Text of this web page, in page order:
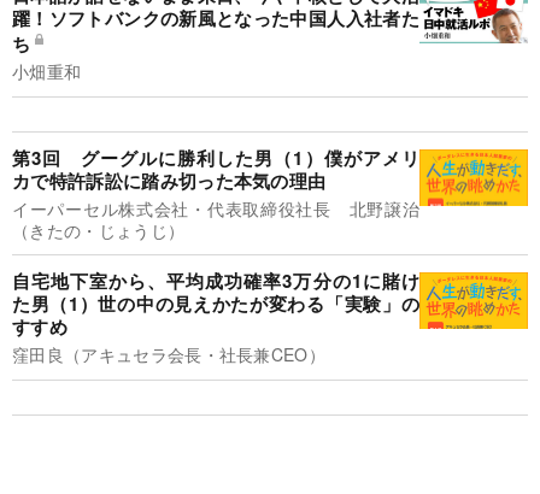
躍！ソフトバンクの新風となった中国人入社者た
ち
小畑重和
第3回 グーグルに勝利した男（1）僕がアメリ
カで特許訴訟に踏み切った本気の理由
イーパーセル株式会社・代表取締役社長 北野譲治
（きたの・じょうじ）
自宅地下室から、平均成功確率3万分の1に賭け
た男（1）世の中の見えかたが変わる「実験」の
すすめ
窪田良（アキュセラ会長・社長兼CEO）